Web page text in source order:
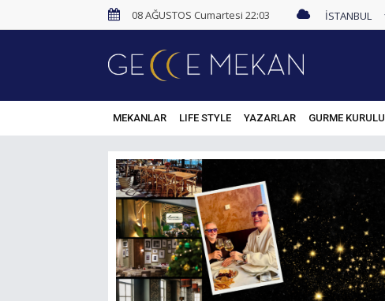
08 AĞUSTOS Cumartesi 22:03
MEKANLAR LIFE STYLE YAZARLAR GURME KURULU